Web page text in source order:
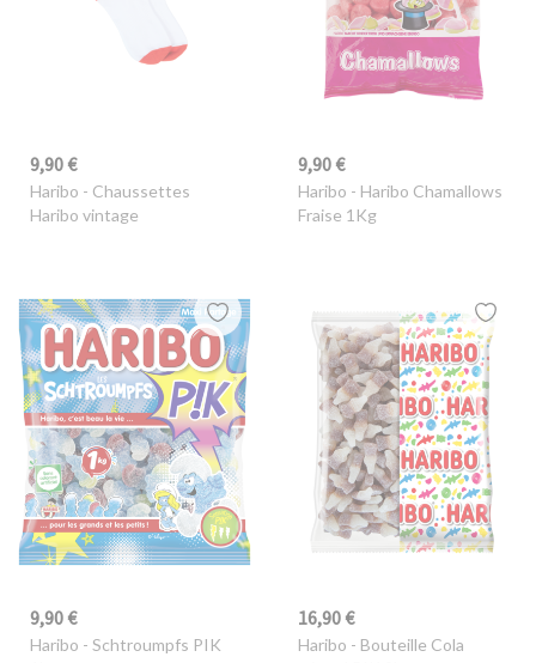
9,90 €
Haribo - Chaussettes
Haribo vintage
9,90 €
Haribo - Haribo Chamallows
Fraise 1Kg
9,90 €
Haribo - Schtroumpfs PIK
16,90 €
Haribo - Bouteille Cola